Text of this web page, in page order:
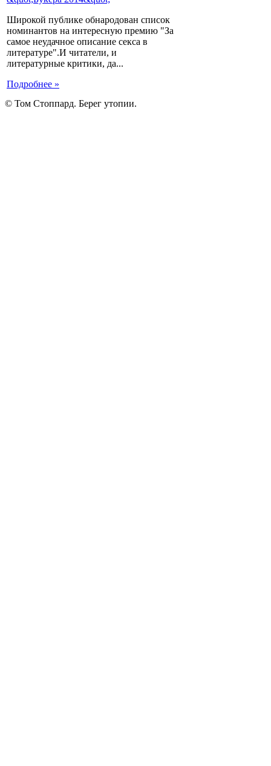
Широкой публике обнародован список
номинантов на интересную премию "За
самое неудачное описание секса в
литературе".И читатели, и
литературные критики, да...
Подробнее »
© Том Стоппард. Берег утопии.